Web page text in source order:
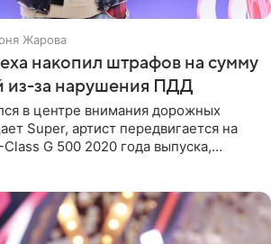
Жарова
накопил штрафов на сумму
из-за нарушения ПДД
в центре внимания дорожных
Super, артист передвигается на
G 500 2020 года выпуска,